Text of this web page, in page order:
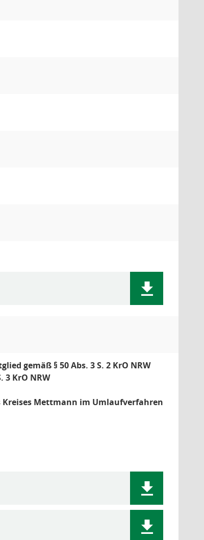
gemäß § 50 Abs. 3 S. 2 KrO NRW
3 KrO NRW
Kreises Mettmann im Umlaufverfahren